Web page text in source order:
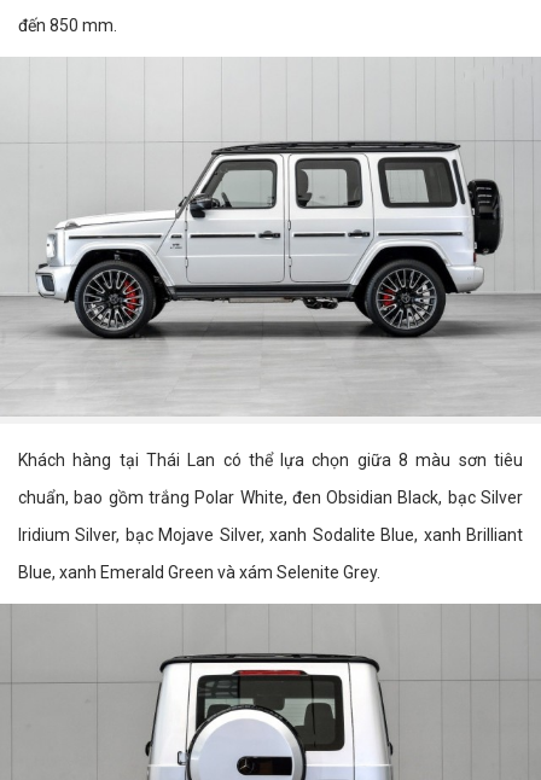
đến 850 mm.
Khách hàng tại Thái Lan có thể lựa chọn giữa 8 màu sơn tiêu
chuẩn, bao gồm trắng Polar White, đen Obsidian Black, bạc Silver
Iridium Silver, bạc Mojave Silver, xanh Sodalite Blue, xanh Brilliant
Blue, xanh Emerald Green và xám Selenite Grey.